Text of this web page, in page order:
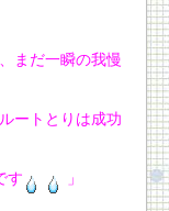
まだ一瞬の我慢
ートとりは成功
す
」